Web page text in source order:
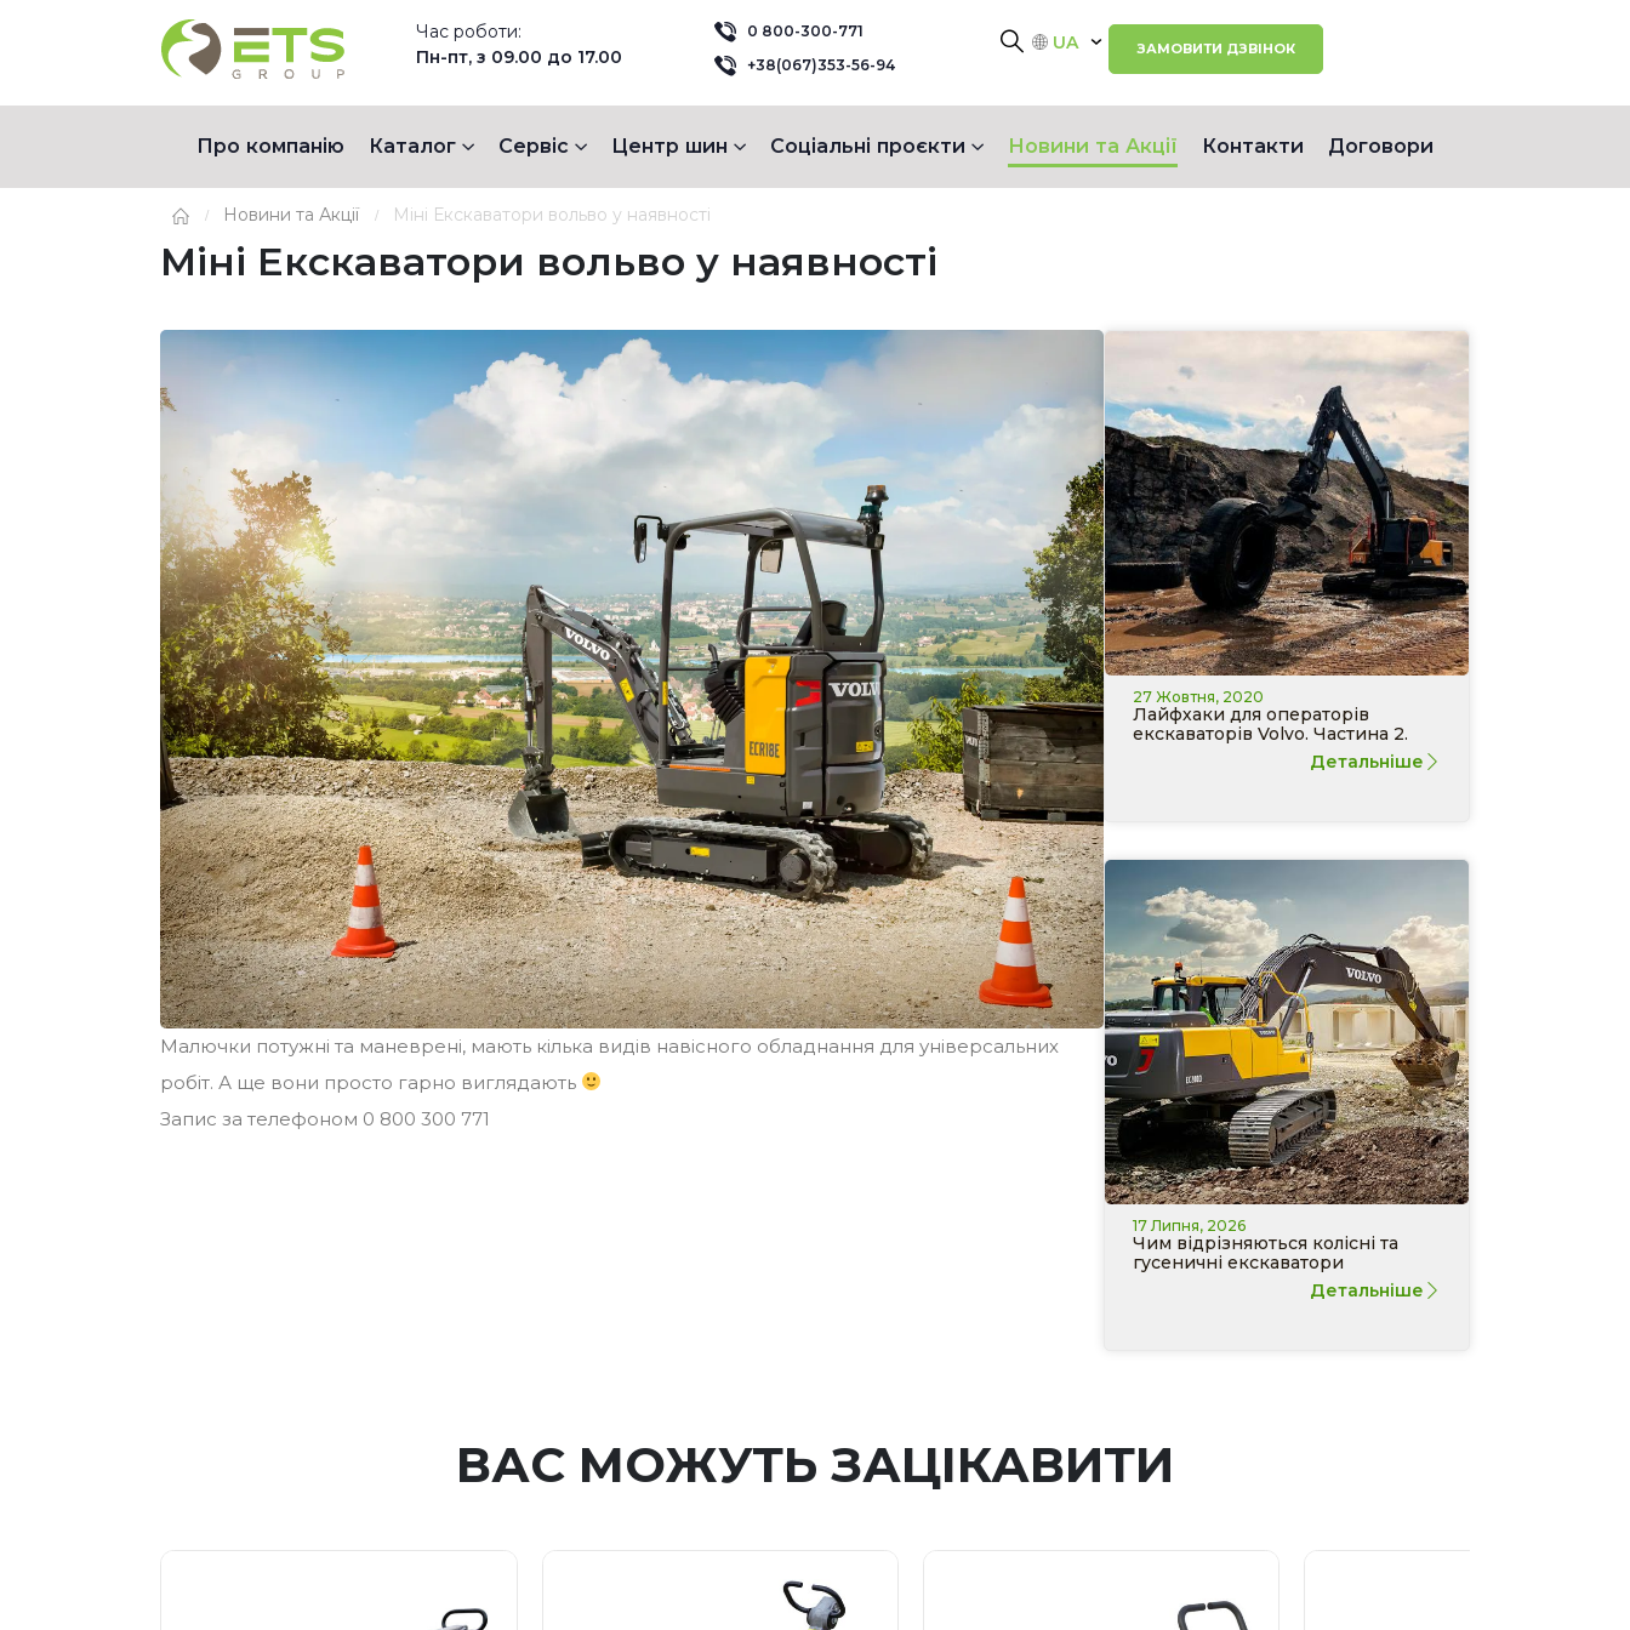
Час роботи:
Пн-пт, з 09.00 до 17.00
0 800-300-771
+38(067)353-56-94
UA ЗАМОВИТИ ДЗВІНОК
Про компанію Каталог Сервіс Центр шин Соціальні проєкти Новини та Акції Контакти Договори
Новини та Акції Міні Екскаватори вольво у наявності
Міні Екскаватори вольво у наявності
Малючки потужні та маневрені, мають кілька видів навісного обладнання для універсальних
робіт. А ще вони просто гарно виглядають
Запис за телефоном 0 800 300 771
27 Жовтня, 2020
Лайфхаки для операторів
екскаваторів Volvo. Частина 2.
Детальніше
17 Липня, 2026
Чим відрізняються колісні та
гусеничні екскаватори
Детальніше
ВАС МОЖУТЬ ЗАЦІКАВИТИ